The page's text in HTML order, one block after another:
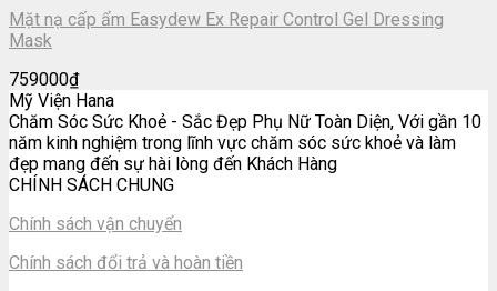
Mặt nạ cấp ẩm Easydew Ex Repair Control Gel Dressing
Mask
759000₫
Mỹ Viện Hana
Chăm Sóc Sức Khoẻ - Sắc Đẹp Phụ Nữ Toàn Diện, Với gần 10
năm kinh nghiệm trong lĩnh vực chăm sóc sức khoẻ và làm
đẹp mang đến sự hài lòng đến Khách Hàng
CHÍNH SÁCH CHUNG
Chính sách vận chuyển
Chính sách đổi trả và hoàn tiền